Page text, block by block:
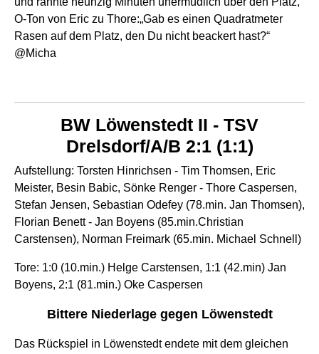
O-Ton von Eric zu Thore:„Gab es einen Quadratmeter
Rasen auf dem Platz, den Du nicht beackert hast?“
@Micha
BW Löwenstedt II - TSV
Drelsdorf/A/B 2:1 (1:1)
Aufstellung: Torsten Hinrichsen - Tim Thomsen, Eric
Meister, Besin Babic, Sönke Renger - Thore Caspersen,
Stefan Jensen, Sebastian Odefey (78.min. Jan Thomsen),
Florian Benett - Jan Boyens (85.min.Christian
Carstensen), Norman Freimark (65.min. Michael Schnell)
Tore: 1:0 (10.min.) Helge Carstensen, 1:1 (42.min) Jan
Boyens, 2:1 (81.min.) Oke Caspersen
Bittere Niederlage gegen Löwenstedt
Das Rückspiel in Löwenstedt endete mit dem gleichen